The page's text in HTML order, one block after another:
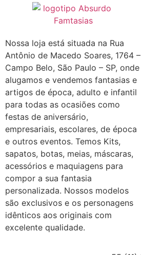
Nossa loja está situada na Rua
Antônio de Macedo Soares, 1764 –
Campo Belo, São Paulo – SP, onde
alugamos e vendemos fantasias e
artigos de época, adulto e infantil
para todas as ocasiões como
festas de aniversário,
empresariais, escolares, de época
e outros eventos. Temos Kits,
sapatos, botas, meias, máscaras,
acessórios e maquiagens para
compor a sua fantasia
personalizada. Nossos modelos
são exclusivos e os personagens
idênticos aos originais com
excelente qualidade.